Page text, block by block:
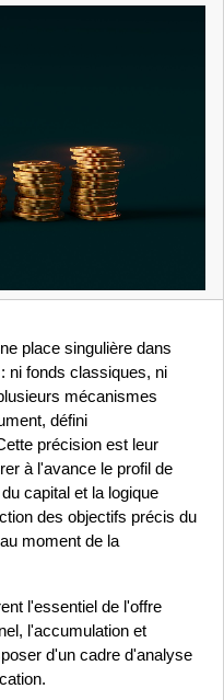
place singulière dans
ni fonds classiques, ni
mécanismes
défini
précision est leur
à l'avance le profil de
capital et la logique
des objectifs précis du
moment de la
l'essentiel de l'offre
l'accumulation et
d'un cadre d'analyse